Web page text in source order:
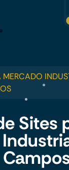
Sites